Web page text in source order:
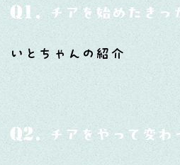
Q1. チアを始めたきっ
いとちゃんの紹介
Q2. チアをやって変わ